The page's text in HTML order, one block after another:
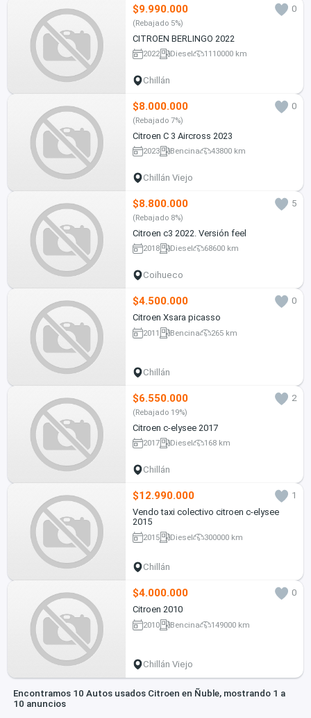
$9.990.000 0
(Rebajado 5%)
CITROEN BERLINGO 2022
2022 Diesel 1110000 km
Chillán
$8.000.000 0
(Rebajado 7%)
Citroen C 3 Aircross 2023
2023 Bencina 43800 km
Chillán Viejo
$8.800.000 5
(Rebajado 8%)
Citroen c3 2022. Versión feel
2018 Diesel 68600 km
Coihueco
$4.500.000
0
Citroen Xsara picasso
2011 Bencina 265 km
Chillán
$6.550.000 2
(Rebajado 19%)
Citroen c-elysee 2017
2017 Diesel 168 km
Chillán
$12.990.000
1
Vendo taxi colectivo citroen c-elysee
2015
2015 Diesel 300000 km
Chillán
$4.000.000
0
Citroen 2010
2010 Bencina 149000 km
Chillán Viejo
Encontramos 10 Autos usados Citroen en Ñuble, mostrando 1 a
10 anuncios